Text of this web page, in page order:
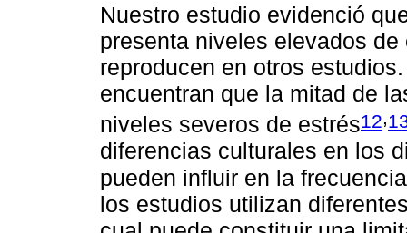
Nuestro estudio evidenció
presenta niveles elevados
reproducen en otros
encuentran que la mitad de
niveles severos de estrés12,
diferencias culturales en los
pueden influir en la
los estudios utilizan